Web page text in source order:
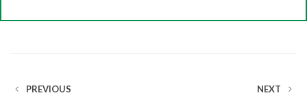
PREVIOUS NEXT